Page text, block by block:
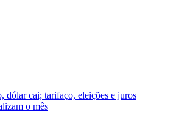
dólar cai; tarifaço, eleições e juros
o mês